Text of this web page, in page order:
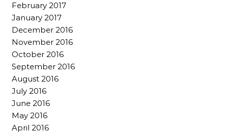
February 2017
January 2017
December 2016
November 2016
October 2016
September 2016
August 2016
July 2016
June 2016
May 2016
April 2016